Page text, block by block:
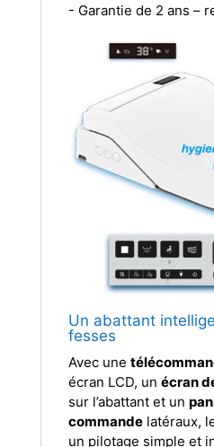
- Garantie de 2 ans –
Un abattant
fesses
Avec une
écran LCD, un écran
sur l’abattant et un
commandelatéraux,
un pilotage simple et